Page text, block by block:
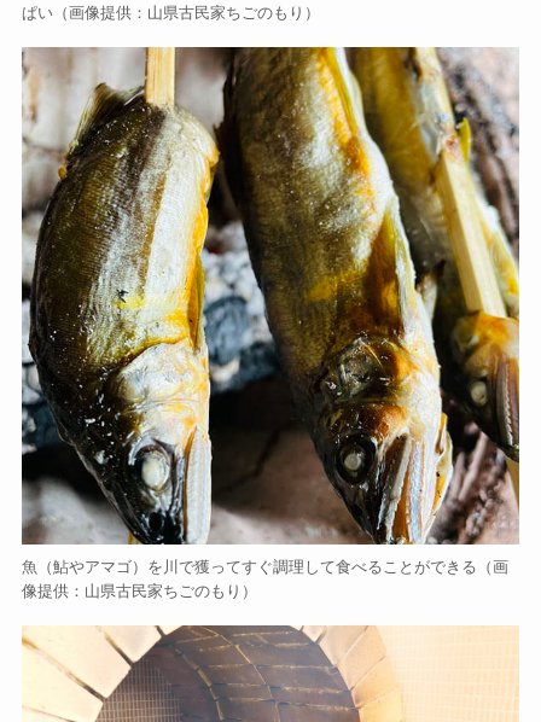
ぱい（画像提供：山県古民家ちごのもり）
魚（鮎やアマゴ）を川で獲ってすぐ調理して食べることができる（画
像提供：山県古民家ちごのもり）